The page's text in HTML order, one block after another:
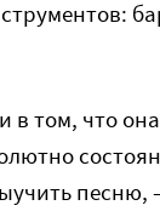
в том, что
песню,